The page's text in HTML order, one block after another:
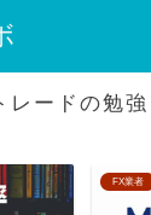
レードの勉強